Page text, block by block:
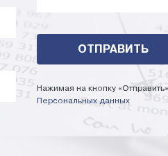
Нажимая на кнопку
Персональных данных